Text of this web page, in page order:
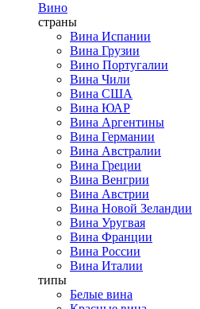
Вино
страны
Вина Испании
Вина Грузии
Вино Португалии
Вина Чили
Вина США
Вина ЮАР
Вина Аргентины
Вина Германии
Вина Австралии
Вина Греции
Вина Венгрии
Вина Австрии
Вина Новой Зеландии
Вина Уругвая
Вина Франции
Вина России
Вина Италии
типы
Белые вина